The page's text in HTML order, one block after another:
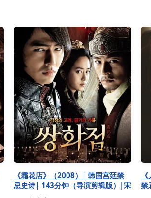
《霜花店》（2008）| 韩国宫廷禁
忌史诗| 143分钟（导演剪辑版）|宋
智孝全裸登场
禁